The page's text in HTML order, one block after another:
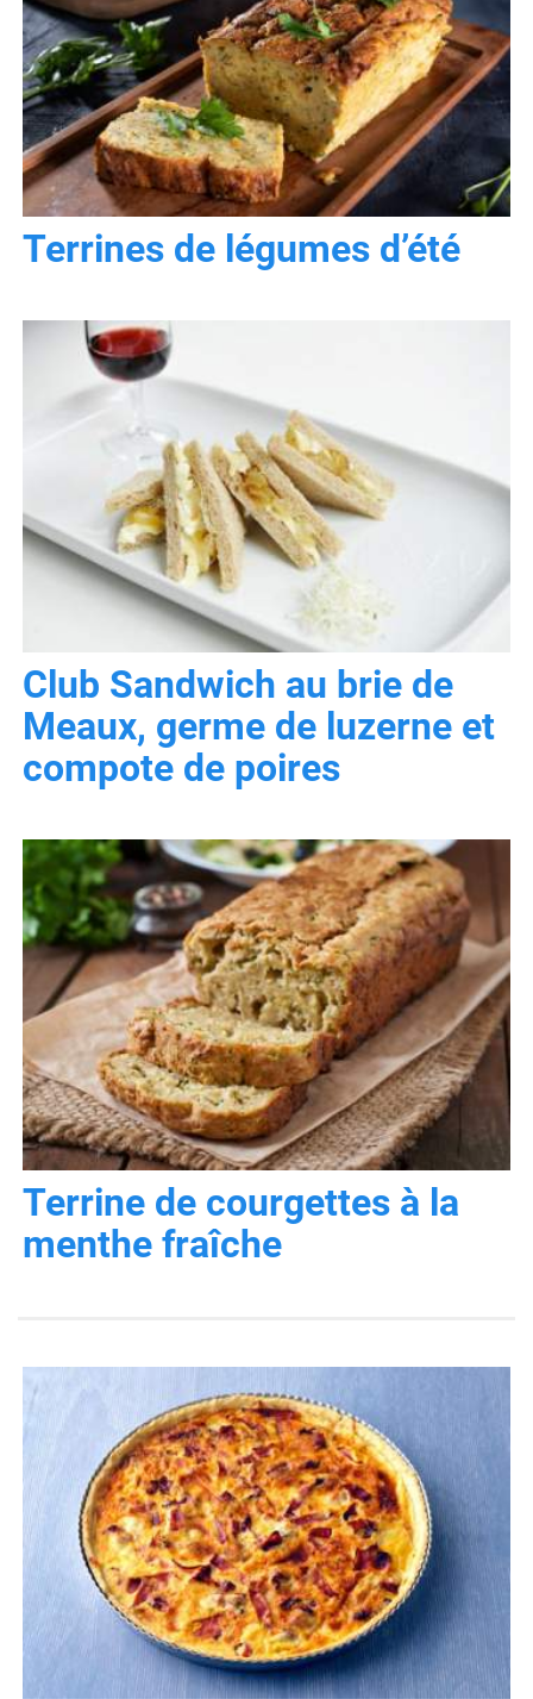
Terrines de légumes d’été
Club Sandwich au brie de
Meaux, germe de luzerne et
compote de poires
Terrine de courgettes à la
menthe fraîche